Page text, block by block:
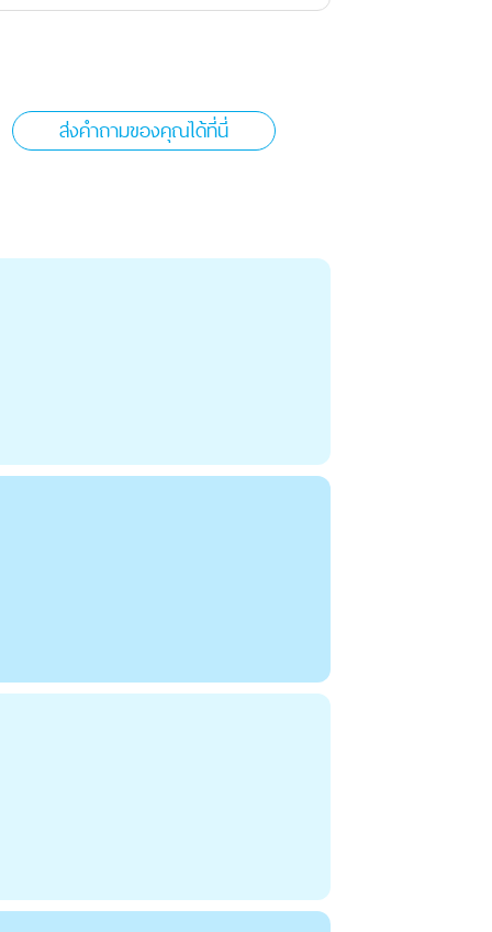
ส่งคำถามของคุณได้ที่นี่